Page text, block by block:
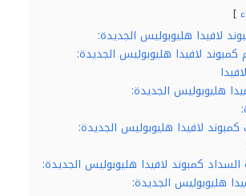
لافيدا هليوبوليس الجديدة:
لافيدا هليوبوليس الجديدة:
هليوبوليس الجديدة:
لافيدا هليوبوليس الجديدة:
كمبوند لافيدا هليوبوليس الجديدة:
هليوبوليس الجديدة: